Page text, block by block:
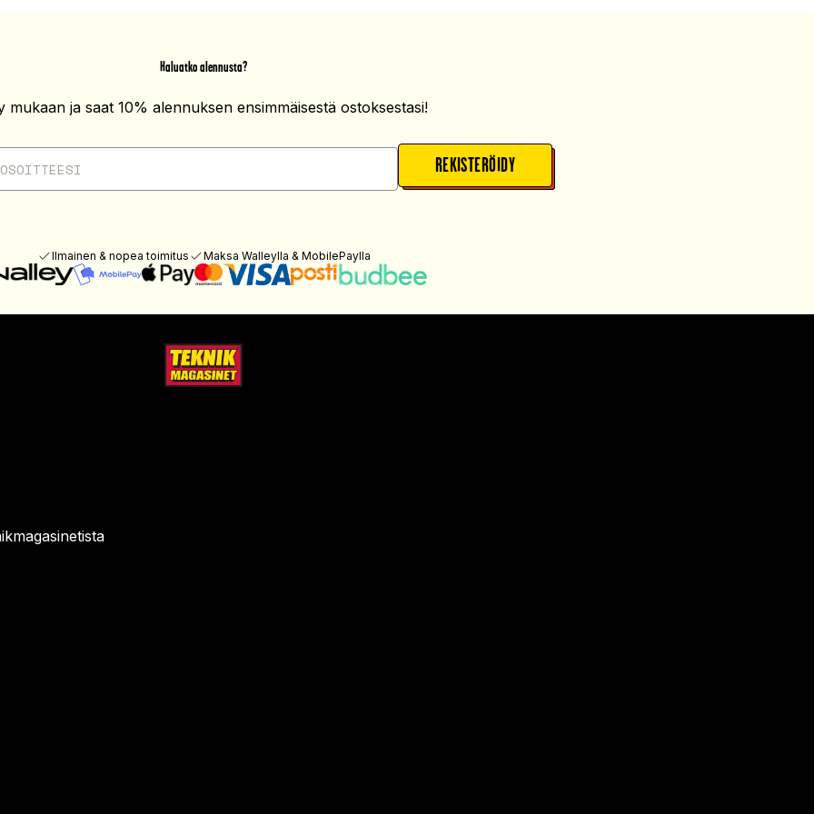
Haluatko alennusta?
mukaan ja saat 10% alennuksen ensimmäisestä ostoksestasi!
REKISTERÖIDY
Ilmainen & nopea toimitus Maksa Walleylla & MobilePaylla